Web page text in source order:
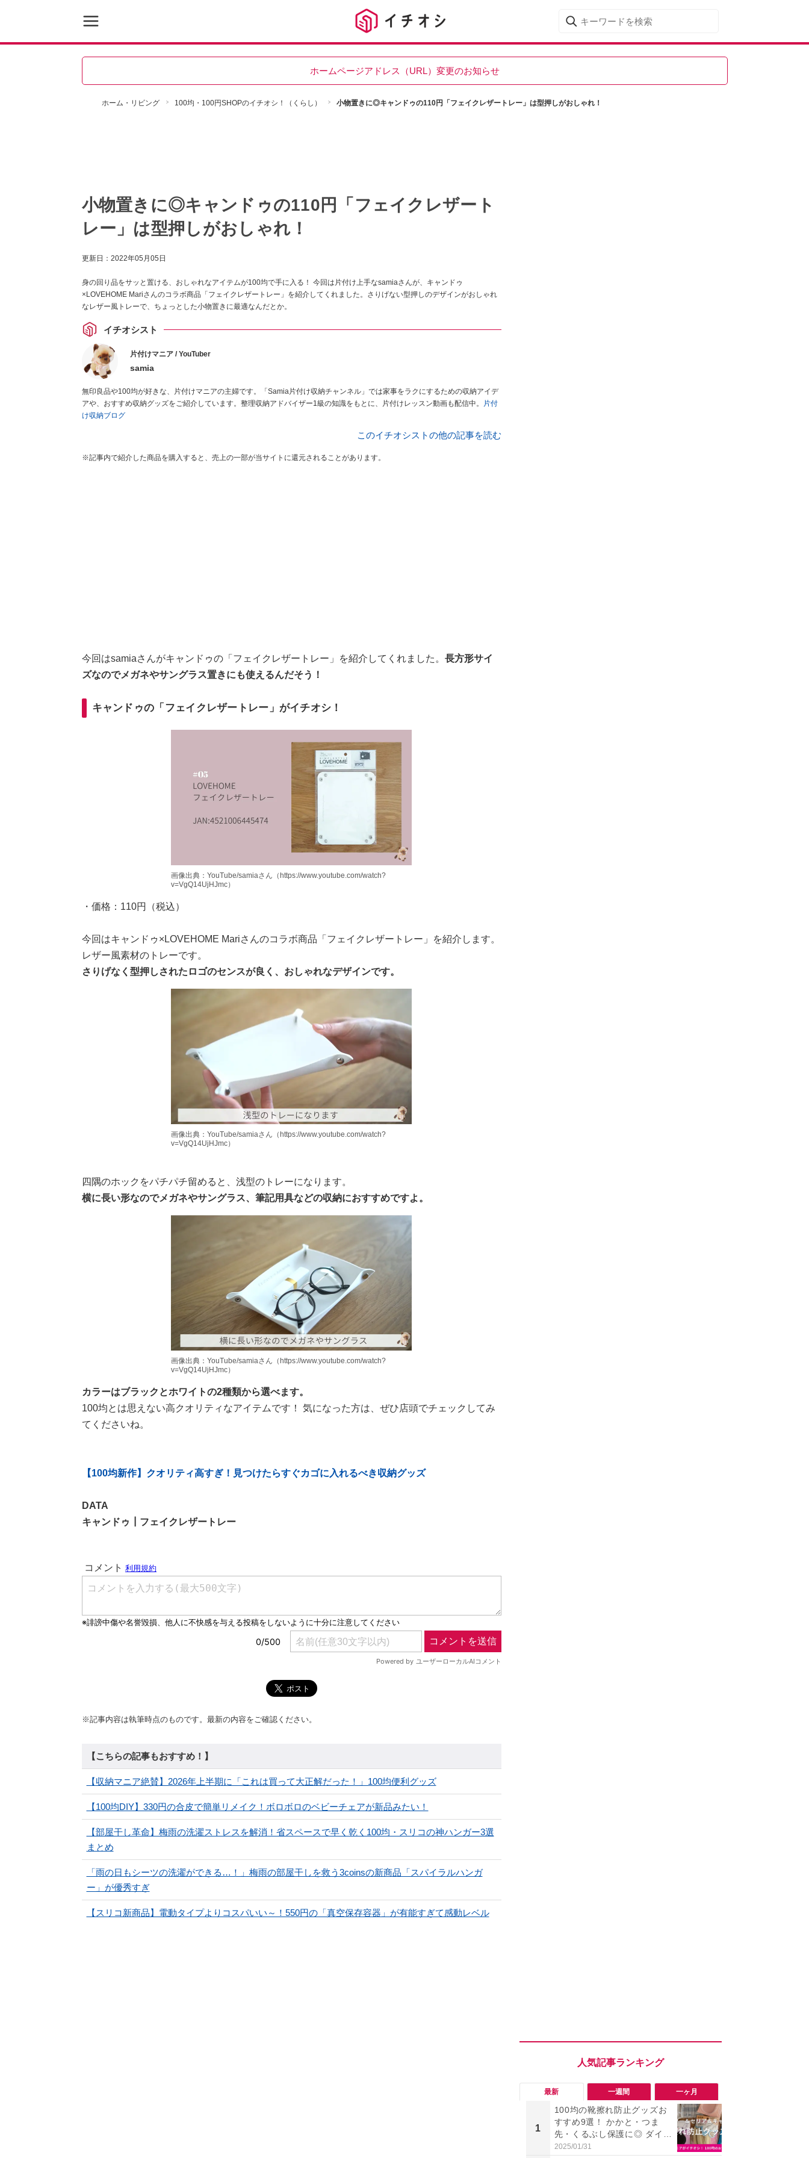
ホームページアドレス（URL）変更のお知らせ
ホーム・リビング 100均・100円SHOPのイチオシ！（くらし） 小物置きに◎キャンドゥの110円「フェイクレザートレー」は型押しがおしゃれ！
小物置きに◎キャンドゥの110円「フェイクレザート
レー」は型押しがおしゃれ！
更新日： 2022年05月05日
身の回り品をサッと置ける、おしゃれなアイテムが100均で手に入る！ 今回は片付け上手なsamiaさんが、キャンドゥ
×LOVEHOME Mariさんのコラボ商品「フェイクレザートレー」を紹介してくれました。さりげない型押しのデザインがおしゃれ
なレザー風トレーで、ちょっとした小物置きに最適なんだとか。
イチオシスト
片付けマニア / YouTuber
samia
無印良品や100均が好きな、片付けマニアの主婦です。「Samia片付け収納チャンネル」では家事をラクにするための収納アイデ
アや、おすすめ収納グッズをご紹介しています。整理収納アドバイザー1級の知識をもとに、片付けレッスン動画も配信中。
片付
け収納ブログ
このイチオシストの他の記事を読む
※記事内で紹介した商品を購入すると、売上の一部が当サイトに還元されることがあります。
今回はsamiaさんがキャンドゥの「フェイクレザートレー」を紹介してくれました。 長方形サイ
ズなのでメガネやサングラス置きにも使えるんだそう！
キャンドゥの「フェイクレザートレー」がイチオシ！
画像出典：YouTube/samiaさん（https://www.youtube.com/watch?
v=VgQ14UjHJmc）
・価格：110円（税込）
今回はキャンドゥ×LOVEHOME Mariさんのコラボ商品「フェイクレザートレー」を紹介します。
レザー風素材のトレーです。
さりげなく型押しされたロゴのセンスが良く、おしゃれなデザインです。
画像出典：YouTube/samiaさん（https://www.youtube.com/watch?
v=VgQ14UjHJmc）
四隅のホックをパチパチ留めると、浅型のトレーになります。
横に長い形なのでメガネやサングラス、筆記用具などの収納におすすめですよ。
画像出典：YouTube/samiaさん（https://www.youtube.com/watch?
v=VgQ14UjHJmc）
カラーはブラックとホワイトの2種類から選べます。
100均とは思えない高クオリティなアイテムです！ 気になった方は、ぜひ店頭でチェックしてみ
てくださいね。
【100均新作】クオリティ高すぎ！見つけたらすぐカゴに入れるべき収納グッズ
DATA
キャンドゥ┃フェイクレザートレー
※記事内容は執筆時点のものです。最新の内容をご確認ください。
【こちらの記事もおすすめ！】
【収納マニア絶賛】2026年上半期に「これは買って大正解だった！」100均便利グッズ
【100均DIY】330円の合皮で簡単リメイク！ボロボロのベビーチェアが新品みたい！
【部屋干し革命】梅雨の洗濯ストレスを解消！省スペースで早く乾く100均・スリコの神ハンガー3選
まとめ
「雨の日もシーツの洗濯ができる…！」梅雨の部屋干しを救う3coinsの新商品「スパイラルハンガ
ー」が優秀すぎ
【スリコ新商品】電動タイプよりコスパいい～！550円の「真空保存容器」が有能すぎて感動レベル
最新 一週間 一ヶ月
1
100均の靴擦れ防止グッズお
すすめ9選！ かかと・つま
先・くるぶし保護に◎ ダイソ
ー・セリア・キャンドゥ
2025/01/31